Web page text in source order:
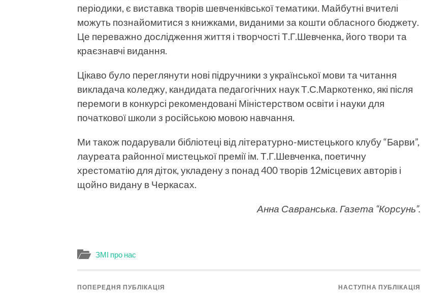
періодики, є виставка творів шевченківської тематики. Майбутні вчителі
можуть познайомитися з книжками, виданими за кошти облас­ного бюджету.
Це переважно дослідження життя і твор­чості Т.Г.Шевченка, його твори та
краєзнавчі видання.
Цікаво було переглянути нові підручники з української мови та читання
викладача коледжу, кандидата педа­гогічних наук Т.С.Маркотенко, які після
перемоги в конкурсі рекомендовані Міністерством освіти і науки для
початкової школи з російською мовою навчання.
Ми також подарували бібліотеці від літературно-мистецького клубу “Барви”,
лауреата районної мистець­кої премії ім. Т.Г.Шевченка, поетичну
хрестоматію для діток, укладену з понад 400 творів 12місцевих авторів і
щойно видану в Черкасах.
Анна Савранська. Газета “Корсунь”.
ЗМІ про нас
ПОПЕРЕДНЯ ПУБЛІКАЦІЯ НАСТУПНА ПУБЛІКАЦІЯ